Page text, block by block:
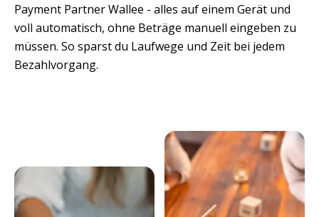
Payment Partner Wallee - alles auf einem Gerät und
voll automatisch, ohne Beträge manuell eingeben zu
müssen. So sparst du Laufwege und Zeit bei jedem
Bezahlvorgang.